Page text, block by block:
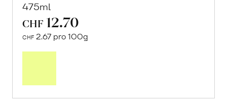
475ml
CHF 12.70
CHF 2.67 pro 100g